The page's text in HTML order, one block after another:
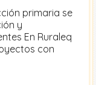
primaria se
y
En Ruraleq
con